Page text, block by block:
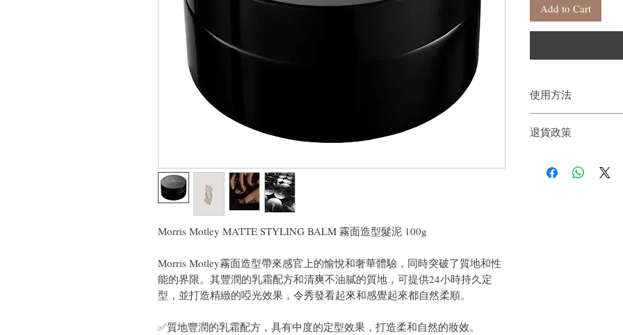
Morris Motley MATTE STYLING BALM 霧面造型髮泥 100g
Morris Motley霧面造型帶來感官上的愉悅和奢華體驗，同時突破了質地和性
能的界限。其豐潤的乳霜配方和清爽不油膩的質地，可提供24小時持久定
型，並打造精緻的啞光效果，令秀發看起來和感覺起來都自然柔順。
✅質地豐潤的乳霜配方，具有中度的定型效果，打造柔和自然的妝效。
Add to Cart
使用方法
根，然後隨意造型即
退貨政策
戶。首先，您需要在